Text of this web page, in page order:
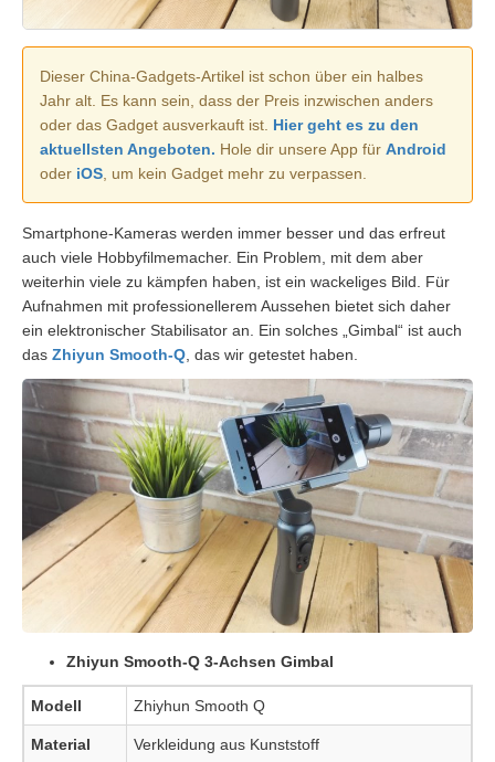
Dieser China-Gadgets-Artikel ist schon über ein halbes
Jahr alt. Es kann sein, dass der Preis inzwischen anders
oder das Gadget ausverkauft ist. Hier geht es zu den
aktuellsten Angeboten. Hole dir unsere App für Android
oder iOS, um kein Gadget mehr zu verpassen.
Smartphone-Kameras werden immer besser und das erfreut
auch viele Hobbyfilmemacher. Ein Problem, mit dem aber
weiterhin viele zu kämpfen haben, ist ein wackeliges Bild. Für
Aufnahmen mit professionellerem Aussehen bietet sich daher
ein elektronischer Stabilisator an. Ein solches „Gimbal“ ist auch
das Zhiyun Smooth-Q, das wir getestet haben.
Zhiyun Smooth-Q 3-Achsen Gimbal
Modell Zhiyhun Smooth Q
Material Verkleidung aus Kunststoff